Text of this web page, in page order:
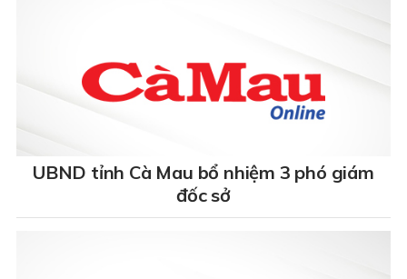
UBND tỉnh Cà Mau bổ nhiệm 3 phó giám
đốc sở